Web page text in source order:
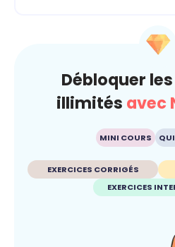
Débloquer
illimités avec
MINI COURS
EXERCICES CORRIGÉS
EXERCICES